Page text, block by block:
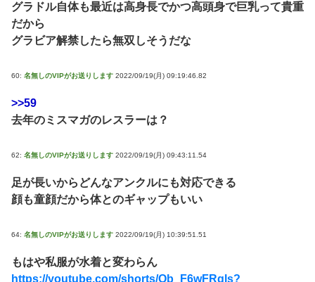
グラドル自体も最近は高身長でかつ高頭身で巨乳って貴重
だから
グラビア解禁したら無双しそうだな
60: 名無しのVIPがお送りします 2022/09/19(月) 09:19:46.82
>>59
去年のミスマガのレスラーは？
62: 名無しのVIPがお送りします 2022/09/19(月) 09:43:11.54
足が長いからどんなアンクルにも対応できる
顔も童顔だから体とのギャップもいい
64: 名無しのVIPがお送りします 2022/09/19(月) 10:39:51.51
もはや私服が水着と変わらん
https://youtube.com/shorts/Ob_F6wFRgls?